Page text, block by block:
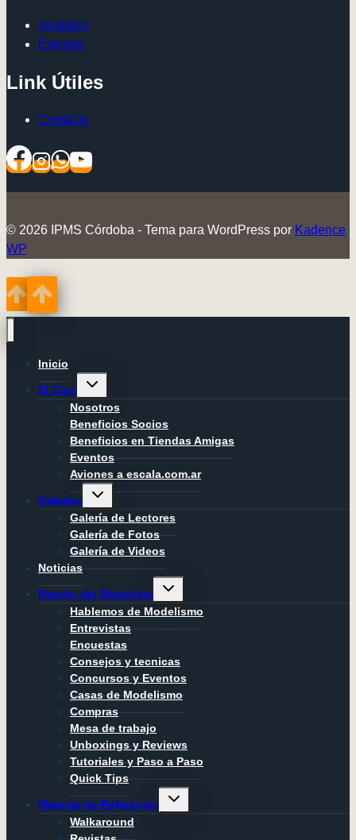
Nosotros
Eventos
Link Útiles
Contacto
© 2026 IPMS Córdoba - Tema para WordPress por Kadence
WP
Inicio
El Club
Alternar
hijo
Nosotros
Beneficios Socios
Beneficios en Tiendas Amigas
Eventos
Aviones a escala.com.ar
Galerías
Alternar
hijo
Galería de Lectores
Galería de Fotos
Galería de Videos
Noticias
Rincón del Modelista
Alternar
hijo
Hablemos de Modelismo
Entrevistas
Encuestas
Consejos y tecnicas
Concursos y Eventos
Casas de Modelismo
Compras
Mesa de trabajo
Unboxings y Reviews
Tutoriales y Paso a Paso
Quick Tips
Material de Referencia
Alternar
Walkaround